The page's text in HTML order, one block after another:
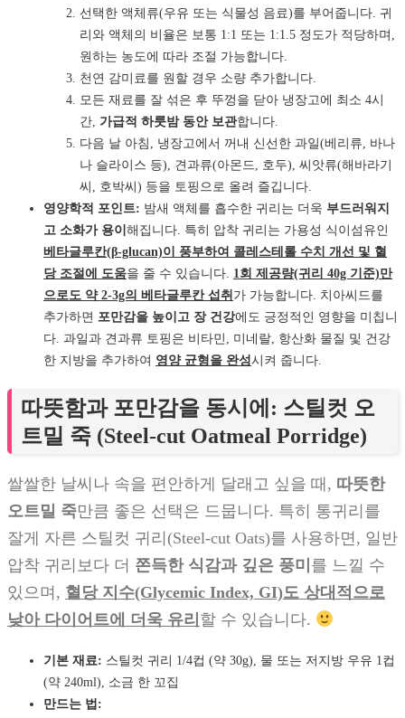
선택한 액체류(우유 또는 식물성 음료)를 부어줍니다. 귀
리와 액체의 비율은 보통 1:1 또는 1:1.5 정도가 적당하며,
원하는 농도에 따라 조절 가능합니다.
천연 감미료를 원할 경우 소량 추가합니다.
모든 재료를 잘 섞은 후 뚜껑을 닫아 냉장고에 최소 4시
간, 가급적 하룻밤 동안 보관합니다.
다음 날 아침, 냉장고에서 꺼내 신선한 과일(베리류, 바나
나 슬라이스 등), 견과류(아몬드, 호두), 씨앗류(해바라기
씨, 호박씨) 등을 토핑으로 올려 즐깁니다.
영양학적 포인트: 밤새 액체를 흡수한 귀리는 더욱 부드러워지
고 소화가 용이 해집니다. 특히 압착 귀리는 가용성 식이섬유인
베타글루칸(β-glucan)이 풍부하여 콜레스테롤 수치 개선 및 혈
당 조절에 도움을 줄 수 있습니다. 1회 제공량(귀리 40g 기준)만
으로도 약 2-3g의 베타글루칸 섭취 가 가능합니다. 치아씨드를
추가하면 포만감을 높이고 장 건강에도 긍정적인 영향을 미칩니
다. 과일과 견과류 토핑은 비타민, 미네랄, 항산화 물질 및 건강
한 지방을 추가하여 영양 균형을 완성시켜 줍니다.
따뜻함과 포만감을 동시에: 스틸컷 오
트밀 죽 (Steel-cut Oatmeal Porridge)
쌀쌀한 날씨나 속을 편안하게 달래고 싶을 때, 따뜻한
오트밀 죽만큼 좋은 선택은 드뭅니다. 특히 통귀리를
잘게 자른 스틸컷 귀리(Steel-cut Oats)를 사용하면, 일반
압착 귀리보다 더 쫀득한 식감과 깊은 풍미 를 느낄 수
있으며, 혈당 지수(Glycemic Index, GI)도 상대적으로
낮아 다이어트에 더욱 유리 할 수 있습니다.
기본 재료: 스틸컷 귀리 1/4컵 (약 30g), 물 또는 저지방 우유 1컵
(약 240ml), 소금 한 꼬집
만드는 법: